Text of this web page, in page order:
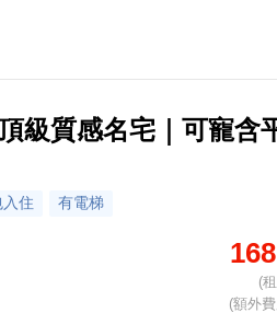
級質感名宅｜可寵含
住 有電梯
(
(額外